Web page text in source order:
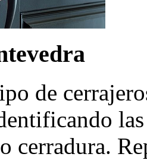
de
cerradura.